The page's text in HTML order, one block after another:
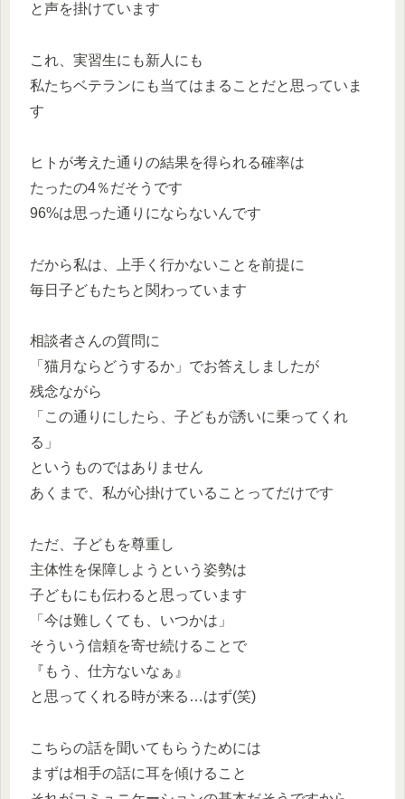
と声を掛けています
これ、実習生にも新人にも
私たちベテランにも当てはまることだと思っていま
す
ヒトが考えた通りの結果を得られる確率は
たったの4％だそうです
96%は思った通りにならないんです
だから私は、上手く行かないことを前提に
毎日子どもたちと関わっています
相談者さんの質問に
「猫月ならどうするか」でお答えしましたが
残念ながら
「この通りにしたら、子どもが誘いに乗ってくれ
る」
というものではありません
あくまで、私が心掛けていることってだけです
ただ、子どもを尊重し
主体性を保障しようという姿勢は
子どもにも伝わると思っています
「今は難しくても、いつかは」
そういう信頼を寄せ続けることで
『もう、仕方ないなぁ』
と思ってくれる時が来る…はず(笑)
こちらの話を聞いてもらうためには
まずは相手の話に耳を傾けること